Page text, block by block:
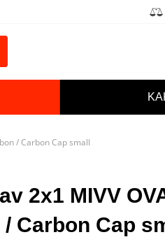
/ Carbon Cap small
2x1 MIVV
Carbon Cap